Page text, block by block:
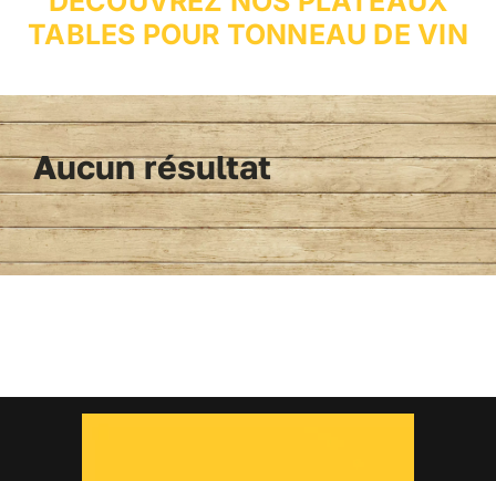
TABLES POUR TONNEAU DE VIN
Aucun résultat